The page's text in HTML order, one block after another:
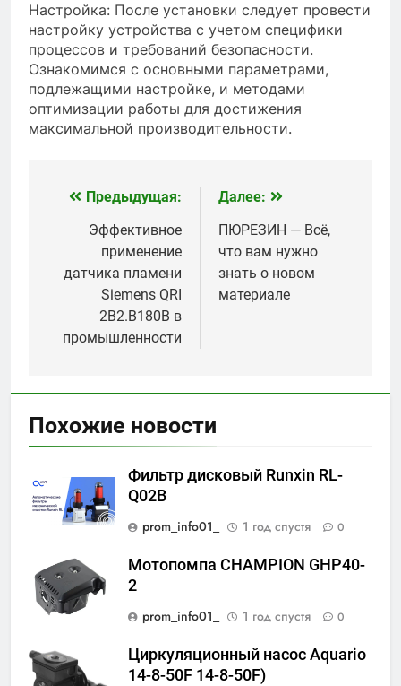
Настройка: После установки следует провести
настройку устройства с учетом специфики
процессов и требований безопасности.
Ознакомимся с основными параметрами,
подлежащими настройке, и методами
оптимизации работы для достижения
максимальной производительности.
Навигация
записям
Предыдущая:
Эффективное
применение
датчика пламени
Siemens QRI
2B2.B180B в
промышленности
Далее:
ПЮРЕЗИН — Всё,
что вам нужно
знать о новом
материале
Похожие новости
Фильтр дисковый Runxin RL-
Q02B
prom_info01_
1 год спустя 0
Мотопомпа CHAMPION GHP40-
2
prom_info01_
1 год спустя 0
Циркуляционный насос Aquario
14-8-50F 14-8-50F)